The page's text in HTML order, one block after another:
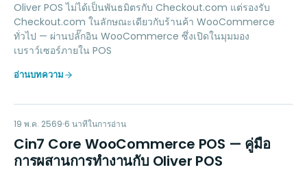
Oliver POS ไม่ได้เป็นพันธมิตรกับ Checkout.com แต่รองรับ
Checkout.com ในลักษณะเดียวกับร้านค้า WooCommerce
ทั่วไป — ผ่านปลั๊กอิน WooCommerce ซึ่งเปิดในมุมมอง
เบราว์เซอร์ภายใน POS
อ่านบทความ
CC
ACCOUNTING
19 พ.ค. 2569 6 นาทีในการอ่าน
Cin7 Core WooCommerce POS — คู่มือ
การผสานการทำงานกับ Oliver POS